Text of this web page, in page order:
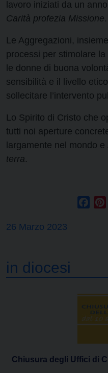
lavoro iniziati da un
Carità profezia Missione.
Le Aggregazioni,
processi per stimolare
le donne di buona
sensibilità e il livello
sollecitare l’intervento
Lo Spirito di Cristo che
tutti noi aperture
largamente nel mondo e
terra.
26 Marzo 2023
in diocesi
Chiusura degli Uffici di